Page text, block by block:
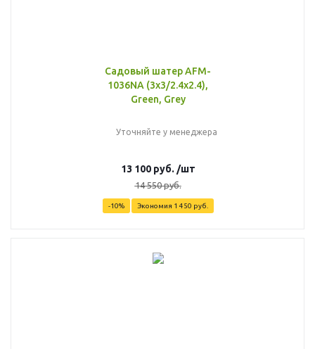
Садовый шатер AFM-
1036NA (3x3/2.4x2.4),
Green, Grey
Уточняйте у менеджера
13 100руб. /шт
14 550руб.
-10% Экономия 1 450 руб.